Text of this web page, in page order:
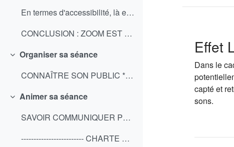
En termes d'accessibilité, là encore ces outils pr...
CONCLUSION : ZOOM EST UN OUTIL APPRÉCIÉ DES UTILIS...
Replier
Organiser sa séance
CONNAÎTRE SON PUBLIC * RÉCOLTEZ LES BESOINS D’AMÉN...
Replier
Animer sa séance
SAVOIR COMMUNIQUER Pour bien se faire comprendre i...
------------------------- CHARTE DE PRISE DE PAROL...
Effet
Dans le
capté et
sons.